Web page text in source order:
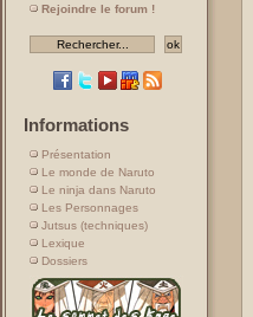
Rejoindre le forum !
Informations
Présentation
Le monde de Naruto
Le ninja dans Naruto
Les Personnages
Jutsus (techniques)
Lexique
Dossiers